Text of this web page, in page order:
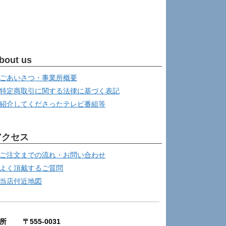
us
ごあいさつ・事業所概要
特定商取引に関する法律に基づく表記
紹介してくださったテレビ番組等
セス
ご注文までの流れ・お問い合わせ
よく頂戴するご質問
当店付近地図
所 〒555-0031